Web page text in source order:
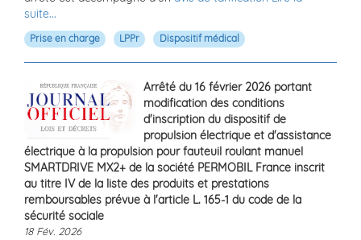
suite...
Prise en charge LPPr Dispositif médical
Arrêté du 16 février 2026 portant
modification des conditions
d'inscription du dispositif de
propulsion électrique et d'assistance
électrique à la propulsion pour fauteuil roulant manuel
SMARTDRIVE MX2+ de la société PERMOBIL France inscrit
au titre IV de la liste des produits et prestations
remboursables prévue à l'article L. 165-1 du code de la
sécurité sociale
18 Fév. 2026